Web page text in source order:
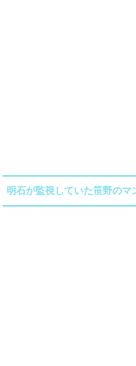
明石が監視していた笹野のマ